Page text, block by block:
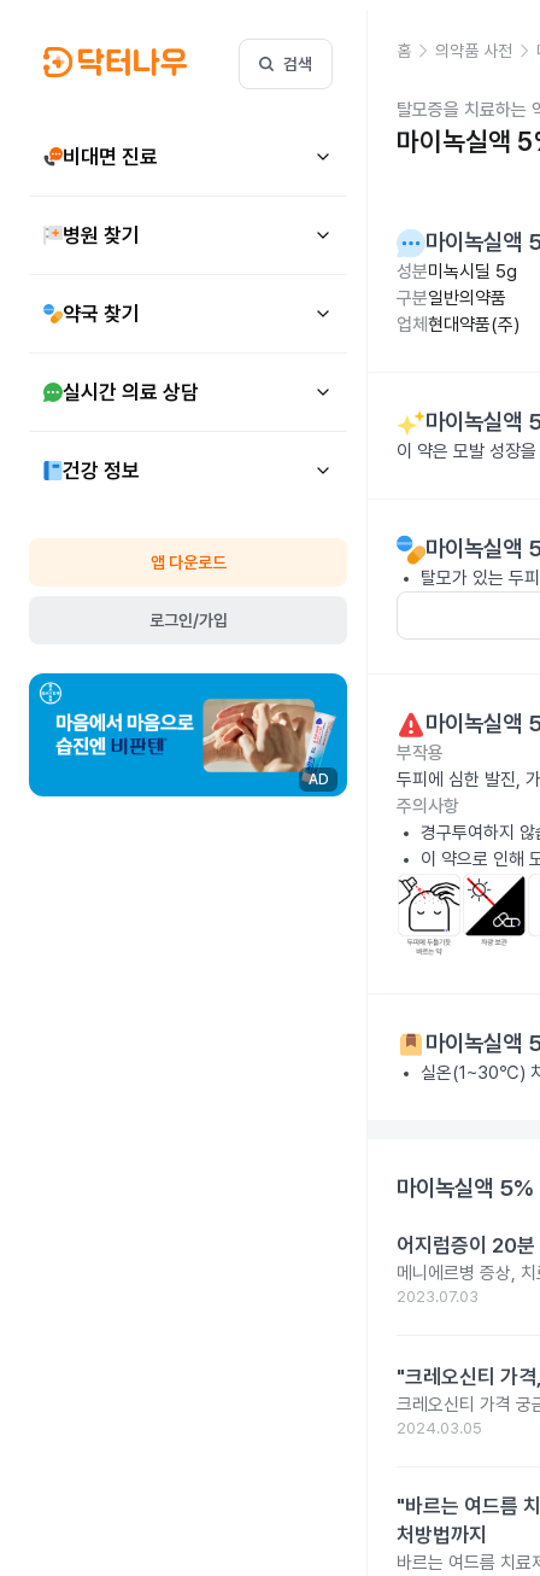
검색
비대면 진료
병원 찾기
약국 찾기
실시간 의료 상담
건강 정보
앱 다운로드
로그인/가입
AD
홈 의약품 사전
탈모증을 치료하는
마이녹실액
마이녹실
성분미녹시딜 5g
구분일반의약품
업체 현대약품(주)
마이녹실
이 약은 모발 성장
마이녹실
탈모가 있는 두
마이녹실
부작용
두피에 심한 발진,
주의사항
경구투여하지 않
이 약으로 인해
마이녹실
실온(1~30℃)
마이녹실액
어지럼증이 20분
메니에르병 증상,
2023.07.03
"크레오신티 가
크레오신티 가격 궁
2024.03.05
"바르는 여드름
처방법까지
바르는 여드름 치료